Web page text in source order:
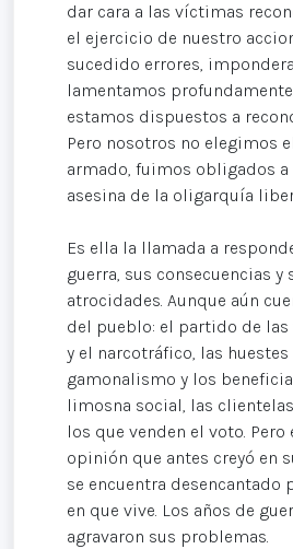
dar cara a las víctimas
el ejercicio de nuestro
sucedido errores,
lamentamos
estamos dispuestos a
Pero nosotros no elegimos
armado, fuimos obligados
asesina de la oligarquía
Es ella la llamada a
guerra, sus consecuencias
atrocidades. Aunque aún
del pueblo: el partido de las
y el narcotráfico, las huestes
gamonalismo y los
limosna social, las
los que venden el voto. Pero
opinión que antes creyó en
se encuentra desencantado
en que vive. Los años de
agravaron sus problemas.